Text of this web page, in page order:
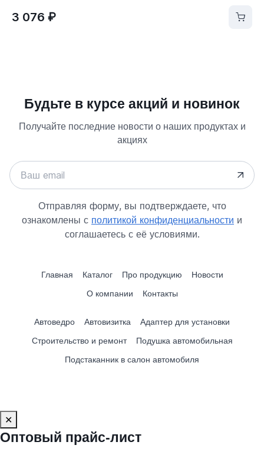
3 076 ₽
Будьте в курсе акций и новинок
Получайте последние новости о наших продуктах и
акциях
Отправляя форму, вы подтверждаете, что
ознакомлены с политикой конфиденциальности и
соглашаетесь с её условиями.
Главная Каталог Про продукцию
Новости
О компании
Контакты
Автоведро Автовизитка
Адаптер для установки
Строительство и ремонт
Подушка автомобильная
Подстаканник в салон автомобиля
✕
Оптовый прайс‑лист